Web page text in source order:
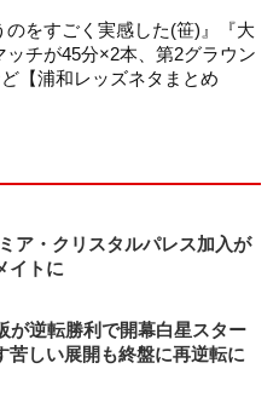
e
のをすごく実感した(笹)』『大
チが45分×2本、第2グラウン
【浦和レッズネタまとめ
ア・クリスタルパレス加入が
イトに
が逆転勝利で開幕白星スター
苦しい展開も終盤に再逆転に